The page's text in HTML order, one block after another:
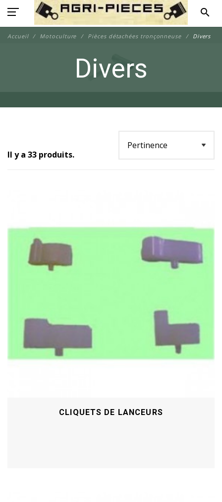
search
Accueil Motoculture Pièces détachées tronçonneuse Divers
Divers
Il y a 33 produits.
CLIQUETS DE LANCEURS